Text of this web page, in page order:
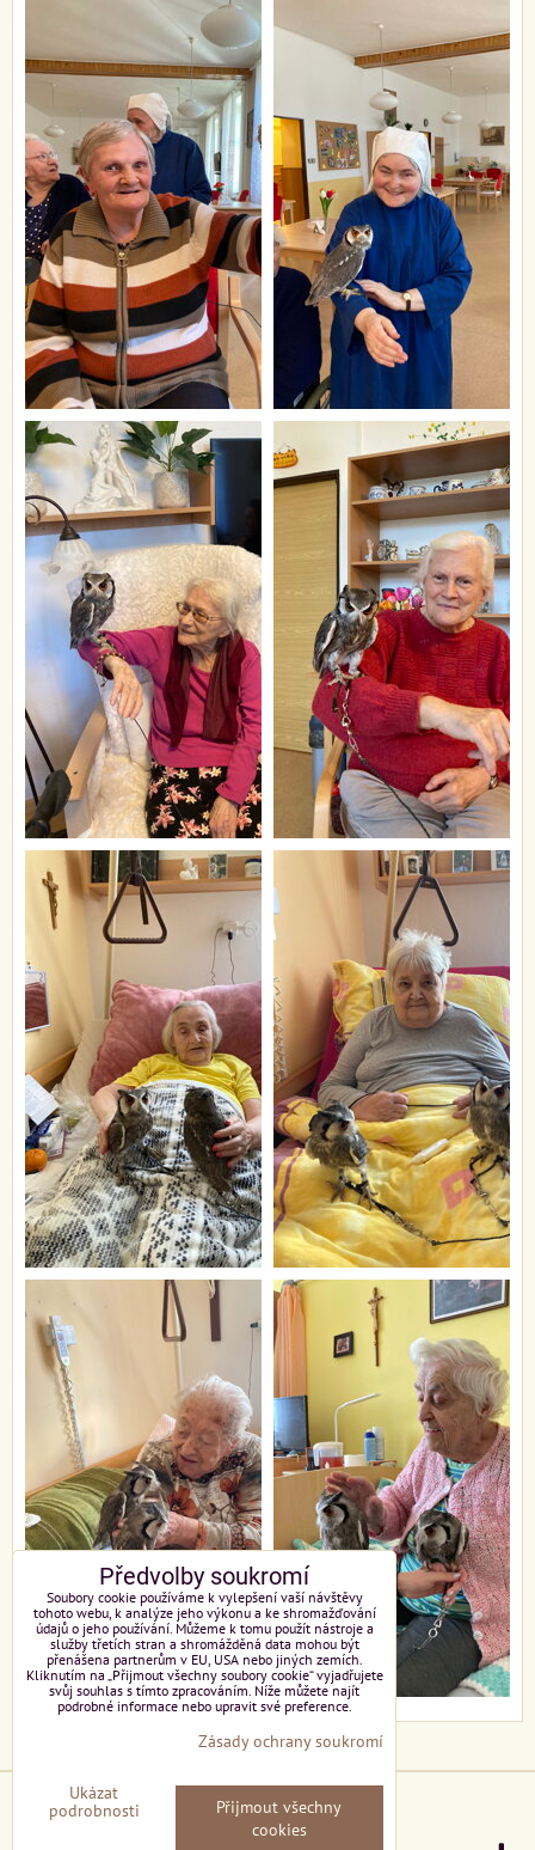
Předvolby soukromí Zásady ochrany soukromí
Předvolby soukromí
Soubory cookie používáme k vylepšení vaší návštěvy
tohoto webu, k analýze jeho výkonu a ke shromažďování
údajů o jeho používání. Můžeme k tomu použít nástroje a
služby třetích stran a shromážděná data mohou být
přenášena partnerům v EU, USA nebo jiných zemích.
Kliknutím na „Přijmout všechny soubory cookie“ vyjadřujete
svůj souhlas s tímto zpracováním. Níže můžete najít
podrobné informace nebo upravit své preference.
Zásady ochrany soukromí
Ukázat
podrobnosti
Přijmout všechny
cookies